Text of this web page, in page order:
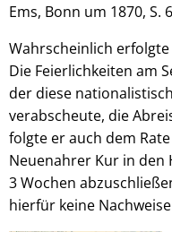
Ems, Bonn um 1870, S.
Wahrscheinlich
Die Feierlichkeiten am
der diese
verabscheute, die
folgte er auch dem
Neuenahrer Kur in den
3 Wochen
hierfür keine